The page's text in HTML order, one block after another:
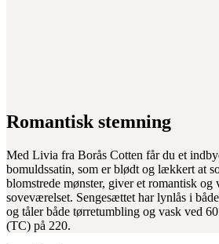
Romantisk stemning
Med Livia fra Borås Cotten får du et
bomuldssatin, som er blødt og lækkert at
blomstrede mønster, giver et romantisk
soveværelset. Sengesættet har lynlås i
og tåler både tørretumbling og vask ved
(TC) på 220.